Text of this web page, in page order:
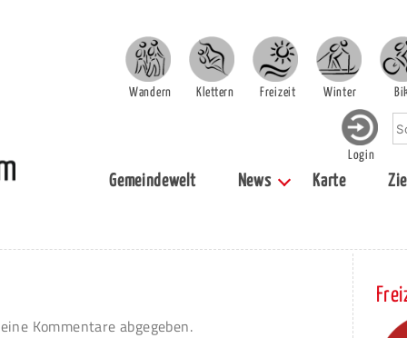
Wandern Klettern Freizeit Winter
Login
Gemeindewelt News Karte
Kommentare abgegeben.